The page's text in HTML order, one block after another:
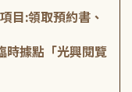
目:領取預約書、
時據點「光興閱覽